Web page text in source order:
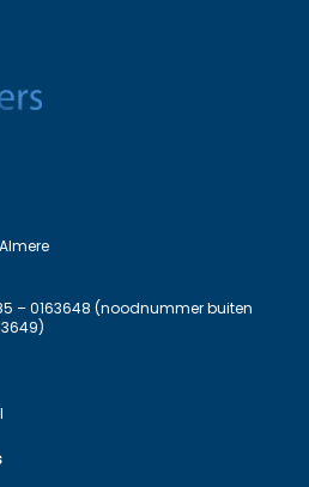
– 0163648 (noodnummer buiten